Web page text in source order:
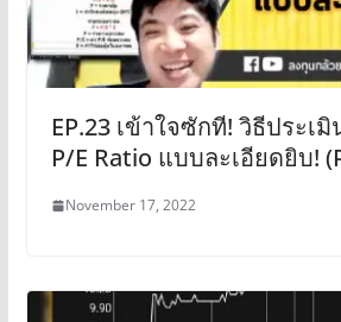
EP.23 เข้าใจซักที! วิธีประเ
P/E Ratio แบบละเอียดยิบ!
November 17, 2022